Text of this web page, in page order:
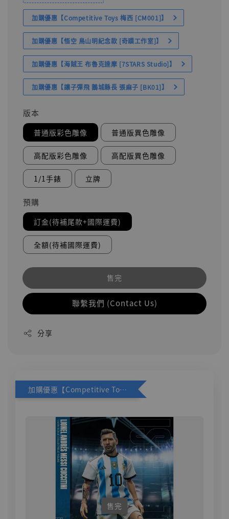
加購優惠【Competitive Toys 梅西 [CM001]】
加購優惠【悟空 鳥山明紀念款 [奇蹟工作室]】
加購優惠【海賊王 布魯克達摩 [7STARS Studio]】
加購優惠【讓子彈飛 鵝城縣長 張麻子 [BK01]】
版本
普通版彩色雕像 普通版異色雕像
高配版彩色雕像 高配版異色雕像
1/1手錶 立牌
預購
訂金(待補尾款+國際運費)
全額(待補國際運費)
售完
聯繫我們 (Contact Us)
分享
加購優惠【Competitive Toys 梅西 [CM001]】
售完